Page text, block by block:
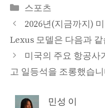
Categories
스포츠
2026년(지금까지)
Lexus 모델은 다음과
미국의 주요 항공사
고 일등석을 조롱했습
민성 이